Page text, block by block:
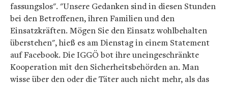
fassungslos". "Unsere Gedanken sind in diesen Stunden
bei den Betroffenen, ihren Familien und den
Einsatzkräften. Mögen Sie den Einsatz wohlbehalten
überstehen", hieß es am Dienstag in einem Statement
auf Facebook. Die IGGÖ bot ihre uneingeschränkte
Kooperation mit den Sicherheitsbehörden an. Man
wisse über den oder die Täter auch nicht mehr, als das